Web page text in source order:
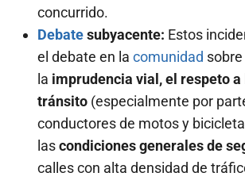
concurrido.
Debatesubyacente: Estos
el debate en la comunidad sobre
la imprudencia vial, el respeto a
tránsito (especialmente por
conductores de motos y
lascondiciones generales de
calles con alta densidad de